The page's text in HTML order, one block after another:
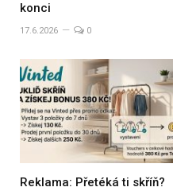
konci
17.6.2026 0
Reklama: Přetéká ti skříň?